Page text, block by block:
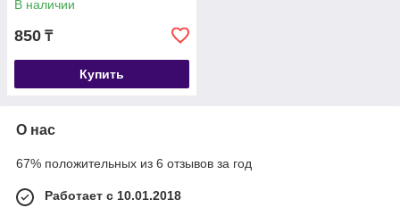
В наличии
850 ₸
Купить
О нас
67% положительных из 6 отзывов за год
Работает с 10.01.2018